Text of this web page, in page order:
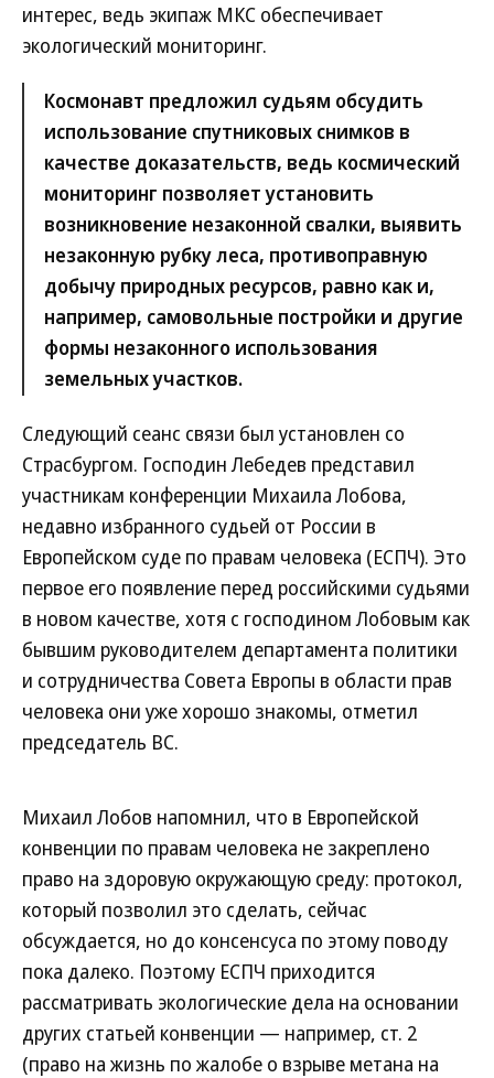
интерес, ведь экипаж МКС обеспечивает
экологический мониторинг.
Космонавт предложил судьям обсудить
использование спутниковых снимков в
качестве доказательств, ведь космический
мониторинг позволяет установить
возникновение незаконной свалки, выявить
незаконную рубку леса, противоправную
добычу природных ресурсов, равно как и,
например, самовольные постройки и другие
формы незаконного использования
земельных участков.
Следующий сеанс связи был установлен со
Страсбургом. Господин Лебедев представил
участникам конференции Михаила Лобова,
недавно избранного судьей от России в
Европейском суде по правам человека (ЕСПЧ). Это
первое его появление перед российскими судьями
в новом качестве, хотя с господином Лобовым как
бывшим руководителем департамента политики
и сотрудничества Совета Европы в области прав
человека они уже хорошо знакомы, отметил
председатель ВС.
Михаил Лобов напомнил, что в Европейской
конвенции по правам человека не закреплено
право на здоровую окружающую среду: протокол,
который позволил это сделать, сейчас
обсуждается, но до консенсуса по этому поводу
пока далеко. Поэтому ЕСПЧ приходится
рассматривать экологические дела на основании
других статьей конвенции — например, ст. 2
(право на жизнь по жалобе о взрыве метана на